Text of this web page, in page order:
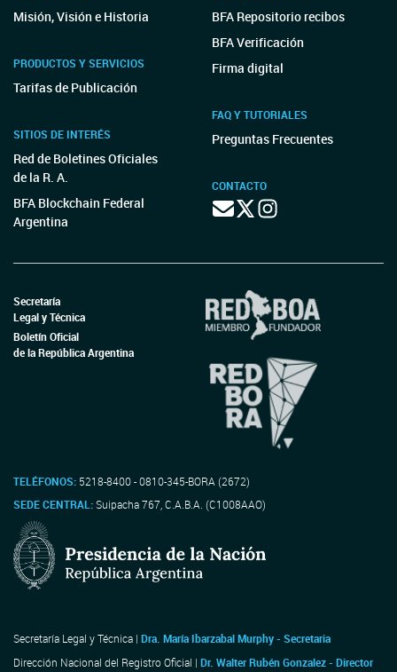
Misión, Visión e Historia
PRODUCTOS Y SERVICIOS
Tarifas de Publicación
SITIOS DE INTERÉS
Red de Boletines Oficiales
de la R. A.
BFA Blockchain Federal
Argentina
BFA Repositorio recibos
BFA Verificación
Firma digital
FAQ Y TUTORIALES
Preguntas Frecuentes
CONTACTO
Secretaría
Legal y Técnica
Boletín Oficial
de la República Argentina
TELÉFONOS: 5218-8400 - 0810-345-BORA (2672)
SEDE CENTRAL:Suipacha 767, C.A.B.A. (C1008AAO)
Secretaría Legal y Técnica | Dra. María Ibarzabal Murphy - Secretaria
Dirección Nacional del Registro Oficial | Dr. Walter Rubén Gonzalez - Director